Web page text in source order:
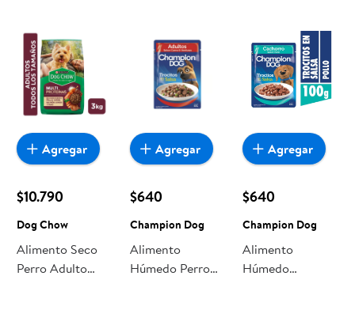
$10.790
Dog Chow
Alimento Seco
Perro Adulto
Agregar
$640
Champion Dog
Alimento
Húmedo Perro
Agregar
$640
Champion Dog
Alimento
Húmedo
Agregar